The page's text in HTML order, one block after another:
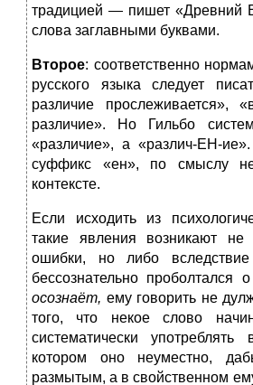
традицией — пишет «Древний
слова заглавными буквами.
Второе: соответственно
русского языка следует
различие прослеживается»,
различие». Но Гильбо
«различие», а «различ-ЕН-
суффикс «ен», по смыслу
контексте.
Если исходить из
такие явления возникают не
ошибки, но либо
бессознательно проболтался
осознаёт, ему говорить не
того, что некое слово
систематически
котором оно неуместно,
размытым, а в свойственном